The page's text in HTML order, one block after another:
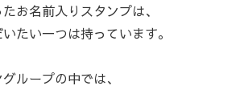
お名前入りスタンプは、
たい一つは持っています。
ループの中では、